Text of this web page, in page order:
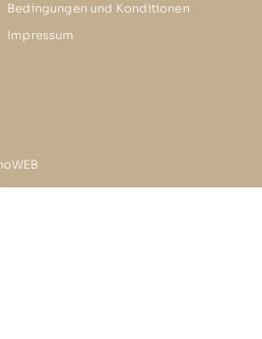
Bedingungen und Konditionen
Impressum